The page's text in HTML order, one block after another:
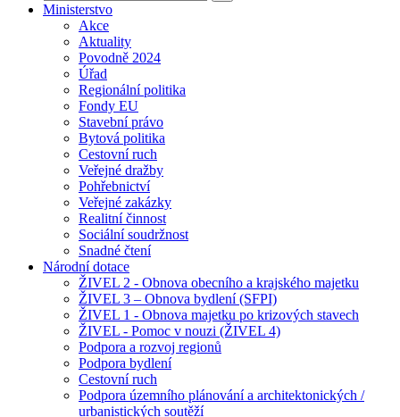
Ministerstvo
Akce
Aktuality
Povodně 2024
Úřad
Regionální politika
Fondy EU
Stavební právo
Bytová politika
Cestovní ruch
Veřejné dražby
Pohřebnictví
Veřejné zakázky
Realitní činnost
Sociální soudržnost
Snadné čtení
Národní dotace
ŽIVEL 2 - Obnova obecního a krajského majetku
ŽIVEL 3 – Obnova bydlení (SFPI)
ŽIVEL 1 - Obnova majetku po krizových stavech
ŽIVEL - Pomoc v nouzi (ŽIVEL 4)
Podpora a rozvoj regionů
Podpora bydlení
Cestovní ruch
Podpora územního plánování a architektonických /
urbanistických soutěží